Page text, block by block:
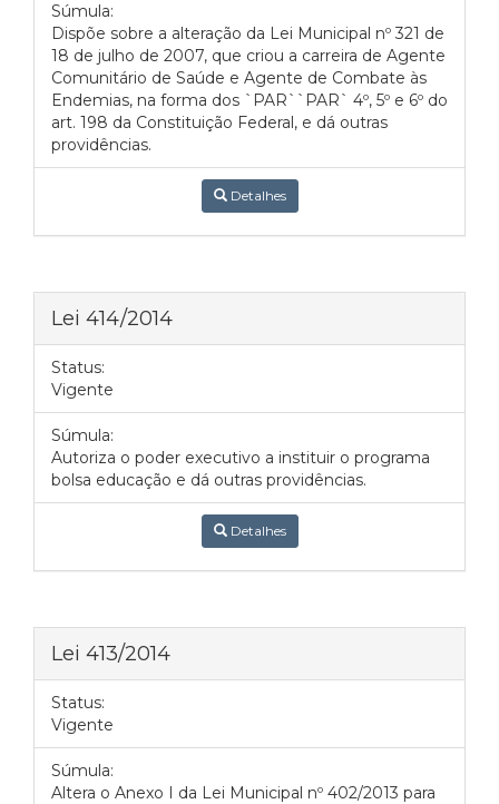
Súmula:
Dispõe sobre a alteração da Lei Municipal nº 321 de
18 de julho de 2007, que criou a carreira de Agente
Comunitário de Saúde e Agente de Combate às
Endemias, na forma dos `PAR``PAR` 4º, 5º e 6º do
art. 198 da Constituição Federal, e dá outras
providências.
Detalhes
Lei 414/2014
Status:
Vigente
Súmula:
Autoriza o poder executivo a instituir o programa
bolsa educação e dá outras providências.
Detalhes
Lei 413/2014
Status:
Vigente
Súmula:
Altera o Anexo I da Lei Municipal nº 402/2013 para